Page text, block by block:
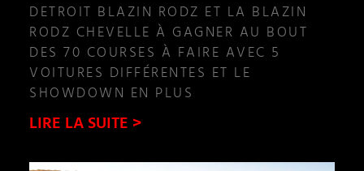
DETROIT BLAZIN RODZ ET LA BLAZIN
RODZ CHEVELLE À GAGNER AU BOUT
DES 70 COURSES À FAIRE AVEC 5
VOITURES DIFFÉRENTES ET LE
SHOWDOWN EN PLUS
LIRE LA SUITE >